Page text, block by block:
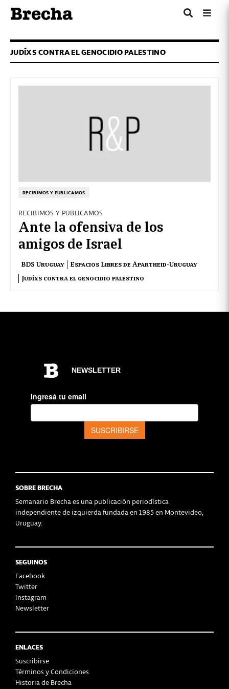
JUDÍXS CONTRA EL GENOCIDIO PALESTINO
RECIBIMOS Y PUBLICAMOS
RECIBIMOS Y PUBLICAMOS
Ante la ofensiva de los
amigos de Israel
BDS Uruguay
Espacios Libres de Apartheid-Uruguay
Judíxs contra el genocidio palestino
SOBRE BRECHA
Semanario Brecha es una publicación periodística
independiente de izquierda fundada en 1985 en Montevideo,
Uruguay.
SEGUINOS
Facebook
Twitter
Instagram
Newsletter
ENLACES
Suscribirse
Términos y Condiciones
Historia de Brecha